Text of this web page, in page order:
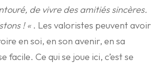
de vivre des amitiés sincères.
! « . Les valoristes peuvent avoir
en soi, en son avenir, en sa
facile. Ce qui se joue ici, c’est se